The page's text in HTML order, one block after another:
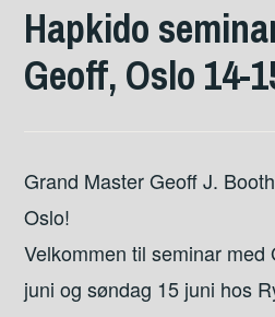
Hapkido
Geoff, Oslo 14-
Grand Master Geoff J.
Oslo!
Velkommen til seminar med
juni og søndag 15 juni hos